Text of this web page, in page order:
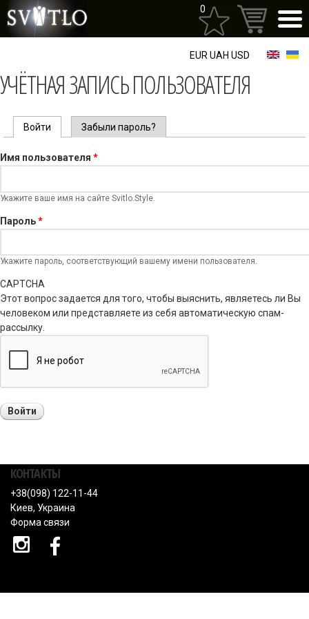
содержанию
0
EUR UAH USD
УЧЁТНАЯ ЗАПИСЬ ПОЛЬЗОВАТЕЛЯ
ГЛАВНЫЕ ВКЛАДКИ
Войти (активная вкладка)
Забыли пароль?
Имя пользователя *
Укажите ваше имя на сайте Svitlo.Style.
Пароль*
Укажите пароль, соответствующий вашему имени пользователя.
CAPTCHA
Этот вопрос задается для того, чтобы выяснить, являетесь ли Вы
человеком или представляете из себя автоматическую спам-
рассылку.
КОНТАКТЫ
+38(098) 122-11-44
Киев, Украина
Форма связи